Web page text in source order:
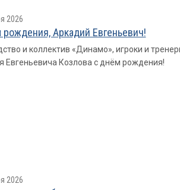
2026
Аркадий Евгеньевич!
и коллектив «Динамо», игроки и
Евгеньевича Козлова с днём рождения!
2026